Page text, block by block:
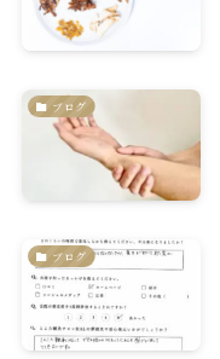
ブログ
ブログ